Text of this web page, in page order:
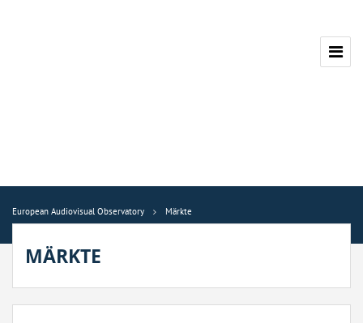
European Audiovisual Observatory Märkte
MÄRKTE